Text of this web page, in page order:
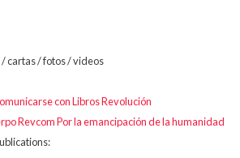
/ cartas / fotos / videos
con Libros Revolución
Revcom Por la emancipación de la humanidad